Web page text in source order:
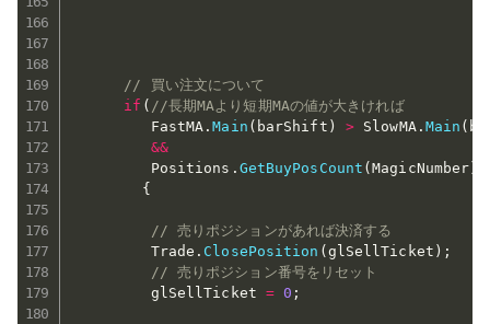
// 買い注文について
if ( //長期MAより短期MAの値が大きければ
         FastMA
.Main ( barShift ) > SlowMA . Main (
&&
         Positions
. GetBuyPosCount (MagicNumber)
{
// 売りポジションがあれば決済する
         Trade
. ClosePosition (glSellTicket ) ;
// 売りポジション番号をリセット
         glSellTicket
= 0 ;